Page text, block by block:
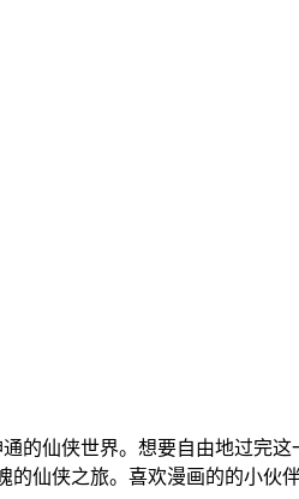
的仙侠世界。想要自由地过完这
仙侠之旅。喜欢漫画的的小伙